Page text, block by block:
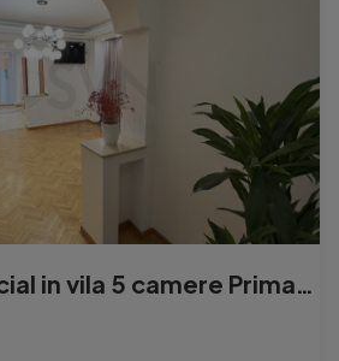
Spatiu comercial in vila 5 camere Primaverii Metrou Aviat...